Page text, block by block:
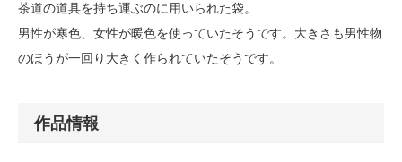
茶道の道具を持ち運ぶのに用いられた袋。
男性が寒色、女性が暖色を使っていたそうです。大きさも男性物
のほうが一回り大きく作られていたそうです。
作品情報